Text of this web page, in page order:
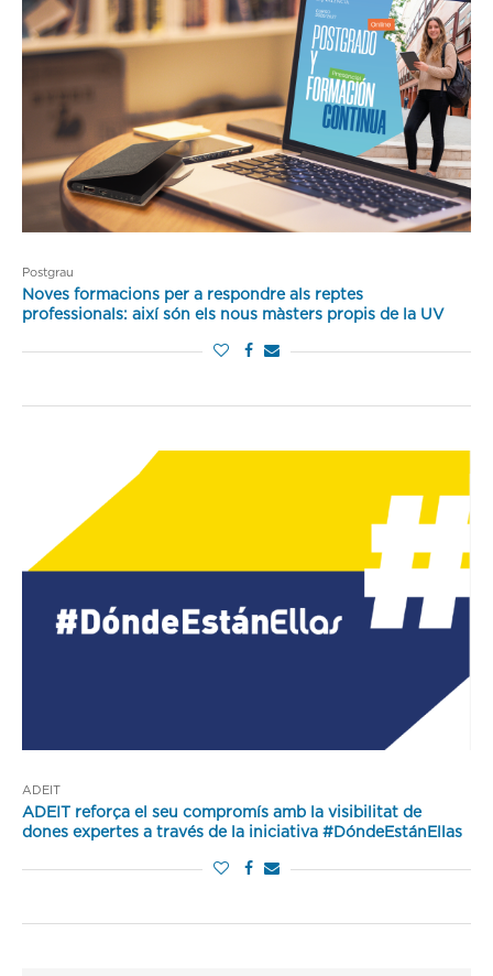
Postgrau
Noves formacions per a respondre als reptes
professionals: així són els nous màsters propis de la UV
ADEIT
ADEIT reforça el seu compromís amb la visibilitat de
dones expertes a través de la iniciativa #DóndeEstánEllas